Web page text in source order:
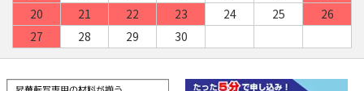
20
21 22 23 24 25
26
27
28 29 30